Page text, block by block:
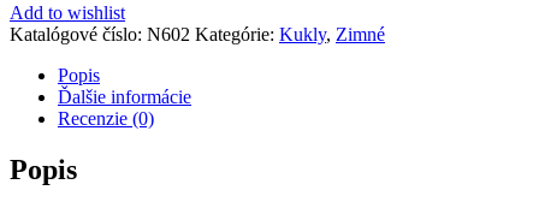
Add to wishlist
Katalógové číslo: N602 Kategórie: Kukly, Zimné
Popis
Ďalšie informácie
Recenzie (0)
Popis